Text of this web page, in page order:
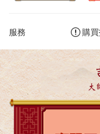
服務 購
大